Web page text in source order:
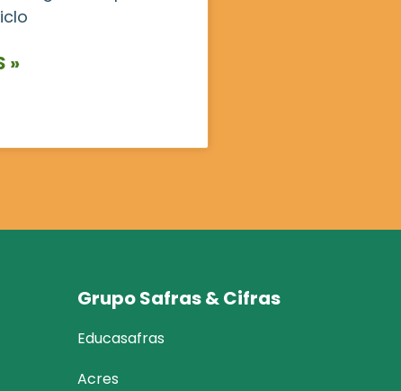
»
Grupo Safras & Cifras
Educasafras
Acres